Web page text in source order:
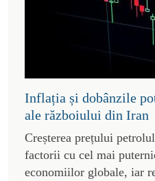
Inflația și dobânzile
ale războiului din Iran
Creșterea prețului
factorii cu cel mai
economiilor globale, iar